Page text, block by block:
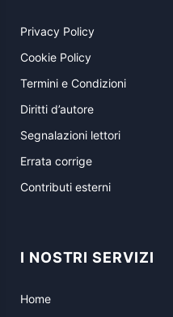
Privacy Policy
Cookie Policy
Termini e Condizioni
Diritti d’autore
Segnalazioni lettori
Errata corrige
Contributi esterni
I NOSTRI SERVIZI
Home